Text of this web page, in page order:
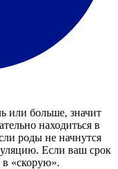
или больше, значит
находиться в
роды не начнутся
Если ваш срок
«скорую».